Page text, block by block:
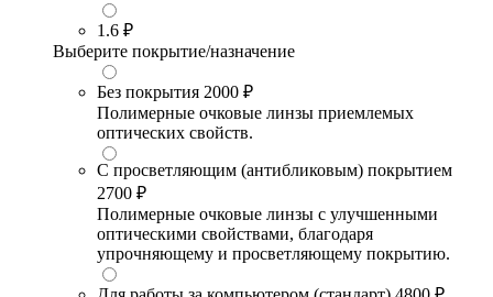
1.6 ₽
Выберите покрытие/назначение
Без покрытия 2000 ₽
Полимерные очковые линзы приемлемых
оптических свойств.
С просветляющим (антибликовым) покрытием
2700 ₽
Полимерные очковые линзы с улучшенными
оптическими свойствами, благодаря
упрочняющему и просветляющему покрытию.